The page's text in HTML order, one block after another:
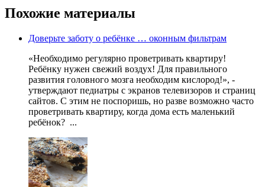
Похожие материалы
Доверьте заботу о ребёнке … оконным фильтрам
«Необходимо регулярно проветривать квартиру!
Ребёнку нужен свежий воздух! Для правильного
развития головного мозга необходим кислород!», -
утверждают педиатры с экранов телевизоров и страниц
сайтов. С этим не поспоришь, но разве возможно часто
проветривать квартиру, когда дома есть маленький
ребёнок? ...